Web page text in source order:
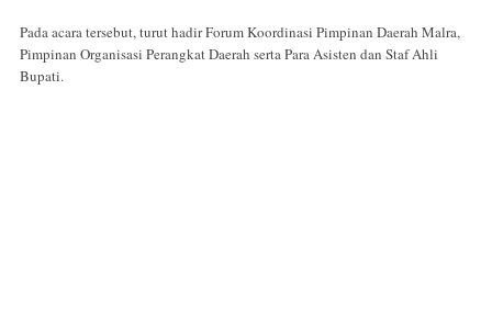
Pada acara tersebut, turut hadir Forum Koordinasi Pimpinan Daerah Malra,
Pimpinan Organisasi Perangkat Daerah serta Para Asisten dan Staf Ahli
Bupati.